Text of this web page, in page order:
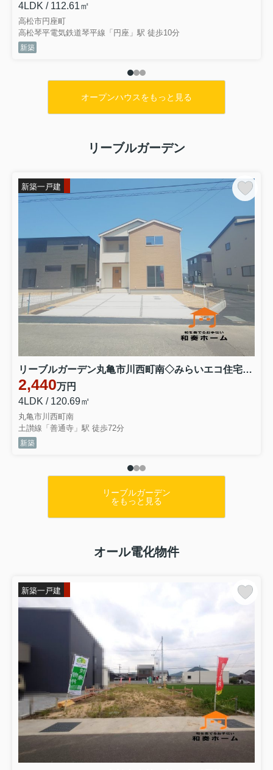
4LDK / 112.61㎡
高松市円座町
高松琴平電気鉄道琴平線「円座」駅 徒歩10分
新築
オープンハウスをもっと見る
リーブルガーデン
新築一戸建
リーブルガーデン丸亀市川西町南◇みらいエコ住宅補助金対象のお得な長期優良住宅です。 ３号棟
2,440万円
4LDK / 120.69㎡
丸亀市川西町南
土讃線「善通寺」駅 徒歩72分
新築
リーブルガーデン
をもっと見る
オール電化物件
新築一戸建